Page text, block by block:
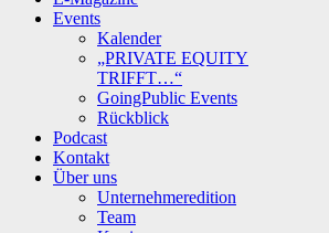
Events
Kalender
„PRIVATE EQUITY
TRIFFT…“
GoingPublic Events
Rückblick
Podcast
Kontakt
Über uns
Unternehmeredition
Team